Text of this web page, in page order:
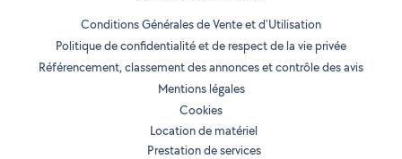
Conditions Générales de Vente et d'Utilisation
Politique de confidentialité et de respect de la vie privée
Référencement, classement des annonces et contrôle des avis
Mentions légales
Cookies
Location de matériel
Prestation de services